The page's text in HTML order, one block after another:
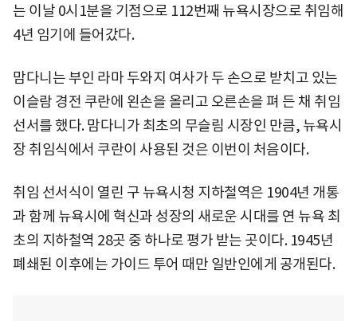
는 이날 0시1분을 기점으로 112번째 뉴욕시장으로 취임해
4년 임기에 들어갔다.
맘다니는 부인 라마 두와지 여사가 두 손으로 받치고 있는
이슬람 경전 쿠란에 왼손을 올리고 오른손을 펴 든 채 취임
선서를 했다. 맘다니가 최초의 무슬림 시장인 만큼, 뉴욕시
장 취임식에서 쿠란이 사용된 것은 이번이 처음이다.
취임 선서식이 열린 구 뉴욕시청 지하철역은 1904년 개통
과 함께 뉴욕시에 혁신과 성장의 새로운 시대를 연 뉴욕 최
초의 지하철역 28곳 중 하나로 평가 받는 곳이다. 1945년
폐쇄된 이후에는 가이드 투어 때만 일반인에게 공개된다.